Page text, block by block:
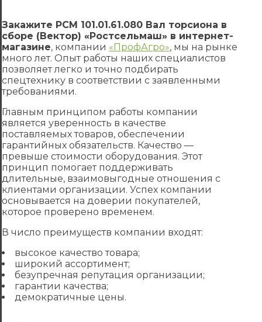
Закажите РСМ 101.01.61.080 Вал торсиона в
сборе (Вектор) «Ростсельмаш» в интернет-
магазине, компании «ПрофАгро», мы на рынке
много лет. Опыт работы наших специалистов
позволяет легко и точно подбирать
спецтехнику в соответствии с заявленными
требованиями.
Главным принципом работы компании
является уверенность в качестве
поставляемых товаров, обеспечении
гарантийных обязательств. Качество —
превыше стоимости оборудования. Этот
принцип помогает поддерживать
длительные, взаимовыгодные отношения с
клиентами организации. Успех компании
основывается на доверии покупателей,
которое проверено временем.
В число преимуществ компании входят:
высокое качество товара;
широкий ассортимент;
безупречная репутация организации;
гарантии качества;
демократичные цены.